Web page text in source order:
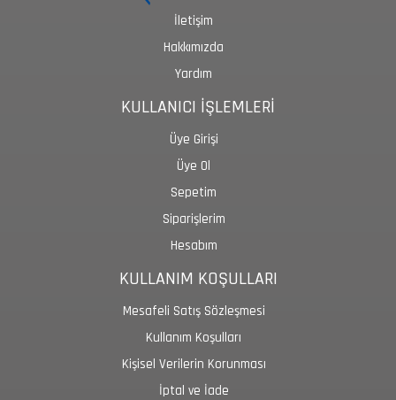
İletişim
Hakkımızda
Yardım
KULLANICI İŞLEMLERİ
Üye Girişi
Üye Ol
Sepetim
Siparişlerim
Hesabım
KULLANIM KOŞULLARI
Mesafeli Satış Sözleşmesi
Kullanım Koşulları
Kişisel Verilerin Korunması
İptal ve İade